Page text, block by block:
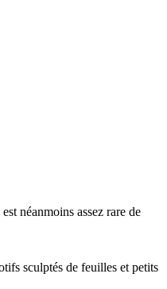
néanmoins assez rare de
sculptés de feuilles et petits